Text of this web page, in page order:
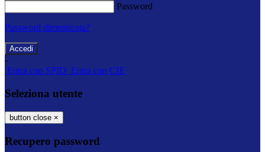
Password
Password dimenticata?
-
Entra con SPID Entra con CIE
Seleziona utente
button close ×
Recupero password